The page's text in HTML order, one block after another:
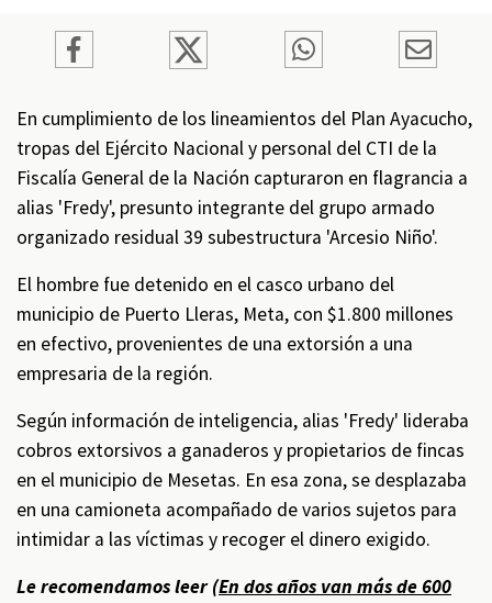
En cumplimiento de los lineamientos del Plan Ayacucho,
tropas del Ejército Nacional y personal del CTI de la
Fiscalía General de la Nación capturaron en flagrancia a
alias 'Fredy', presunto integrante del grupo armado
organizado residual 39 subestructura 'Arcesio Niño'.
El hombre fue detenido en el casco urbano del
municipio de Puerto Lleras, Meta, con $1.800 millones
en efectivo, provenientes de una extorsión a una
empresaria de la región.
Según información de inteligencia, alias 'Fredy' lideraba
cobros extorsivos a ganaderos y propietarios de fincas
en el municipio de Mesetas. En esa zona, se desplazaba
en una camioneta acompañado de varios sujetos para
intimidar a las víctimas y recoger el dinero exigido.
Le recomendamos leer (En dos años van más de 600